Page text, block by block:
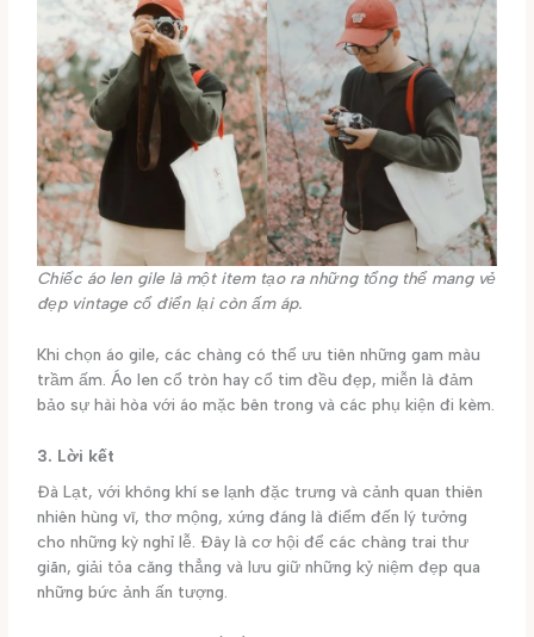
Chiếc áo len gile là một item tạo ra những tổng thể mang vẻ
đẹp vintage cổ điển lại còn ấm áp.
Khi chọn áo gile, các chàng có thể ưu tiên những gam màu
trầm ấm. Áo len cổ tròn hay cổ tim đều đẹp, miễn là đảm
bảo sự hài hòa với áo mặc bên trong và các phụ kiện đi kèm.
3. Lời kết
Đà Lạt, với không khí se lạnh đặc trưng và cảnh quan thiên
nhiên hùng vĩ, thơ mộng, xứng đáng là điểm đến lý tưởng
cho những kỳ nghỉ lễ. Đây là cơ hội để các chàng trai thư
giãn, giải tỏa căng thẳng và lưu giữ những kỷ niệm đẹp qua
những bức ảnh ấn tượng.